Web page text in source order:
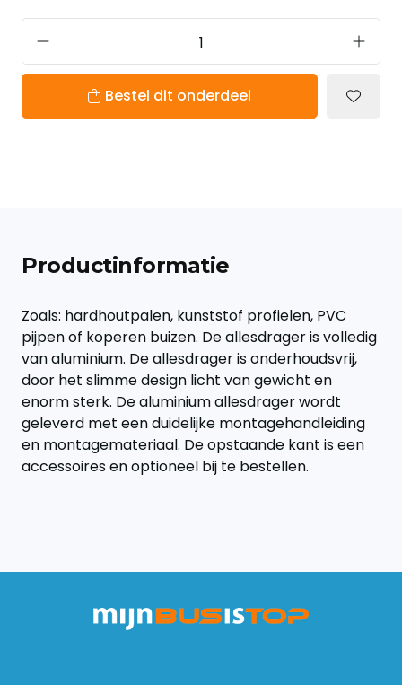
Bestel dit onderdeel
Productinformatie
Zoals: hardhoutpalen, kunststof profielen, PVC
pijpen of koperen buizen. De allesdrager is volledig
van aluminium. De allesdrager is onderhoudsvrij,
door het slimme design licht van gewicht en
enorm sterk. De aluminium allesdrager wordt
geleverd met een duidelijke montagehandleiding
en montagemateriaal. De opstaande kant is een
accessoires en optioneel bij te bestellen.